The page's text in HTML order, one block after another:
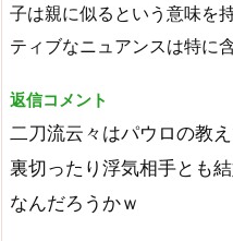
子は親に似るという意味を
ティブなニュアンスは特に
返信コメント
二刀流云々はパウロの教
裏切ったり浮気相手とも
なんだろうかｗ